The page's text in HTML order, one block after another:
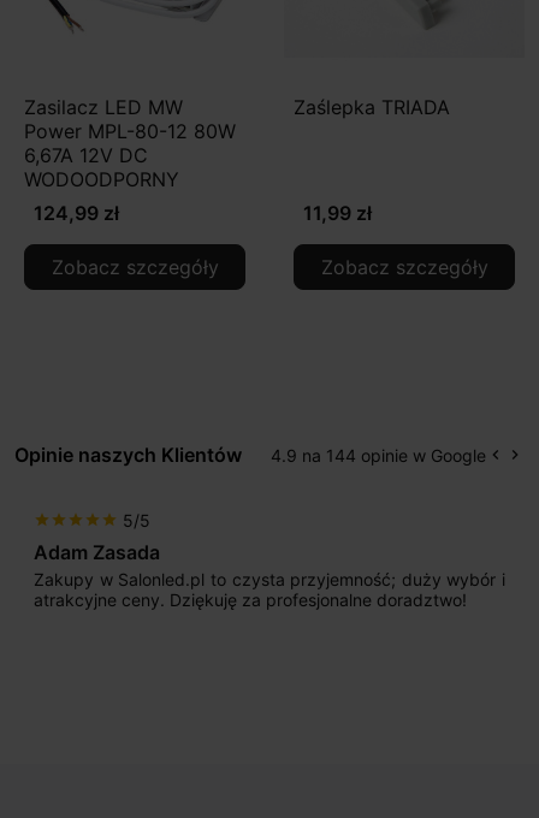
Zasilacz LED MW
Power MPL-80-12 80W
6,67A 12V DC
WODOODPORNY
124,99 zł
Zobacz szczegóły
Zaślepka TRIADA
11,99 zł
Zobacz szczegóły
Opinie naszych Klientów 4.9 na 144 opinie w Google keyboard_arrow_left keyboard_arrow_right
star star star star star 5/5
Adam Zasada
Zakupy w Salonled.pl to czysta przyjemność; duży wybór i
atrakcyjne ceny. Dziękuję za profesjonalne doradztwo!